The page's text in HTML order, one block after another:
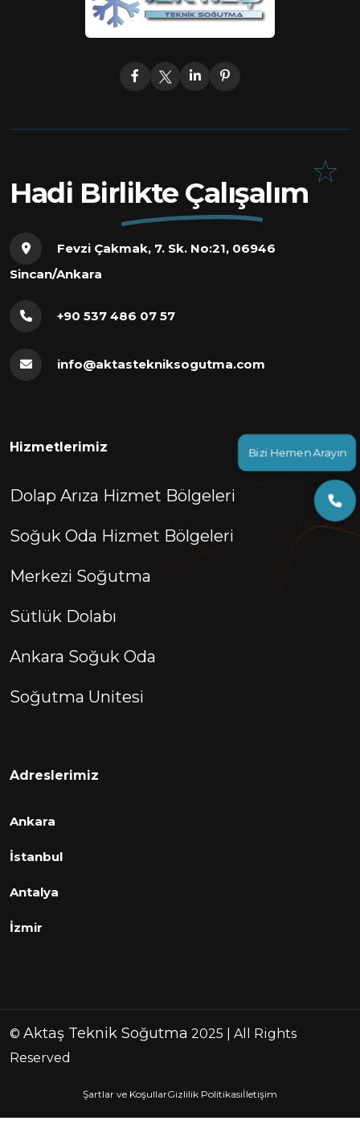
Bizi Hemen Arayın
Hadi Birlikte Çalışalım
Fevzi Çakmak, 7. Sk. No:21, 06946
Sincan/Ankara
+90 537 486 07 57
info@aktastekniksogutma.com
Hizmetlerimiz
Dolap Arıza Hizmet Bölgeleri
Soğuk Oda Hizmet Bölgeleri
Merkezi Soğutma
Sütlük Dolabı
Ankara Soğuk Oda
Soğutma Unitesi
Adreslerimiz
Ankara
İstanbul
Antalya
İzmir
© Aktaş Teknik Soğutma 2025 | All Rights
Reserved
Şartlar ve KoşullarGizlilik Politikasıİletişim